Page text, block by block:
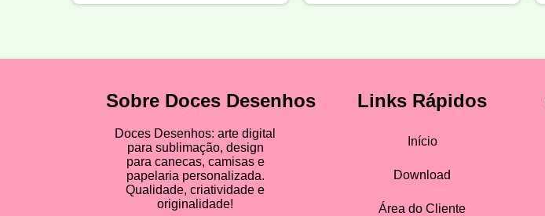
Sobre Doces Desenhos
Doces Desenhos: arte digital
para sublimação, design
para canecas, camisas e
papelaria personalizada.
Qualidade, criatividade e
originalidade!
Links Rápidos
Início
Download
Área do Cliente